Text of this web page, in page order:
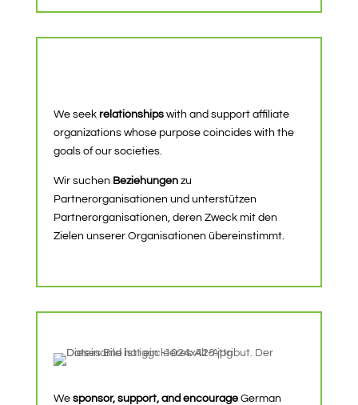
We seek relationshipswith and support affiliate
organizations whose purpose coincides with the
goals of our societies.
Wir suchen Beziehungenzu
Partnerorganisationen und unterstützen
Partnerorganisationen, deren Zweck mit den
Zielen unserer Organisationen übereinstimmt.
We sponsor, support, and encourageGerman